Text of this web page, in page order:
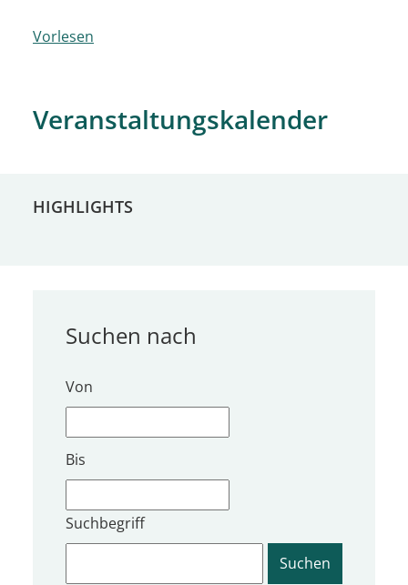
Vorlesen
Veranstaltungskalender
HIGHLIGHTS
Von
Bis
Suchen nach
Suchbegriff